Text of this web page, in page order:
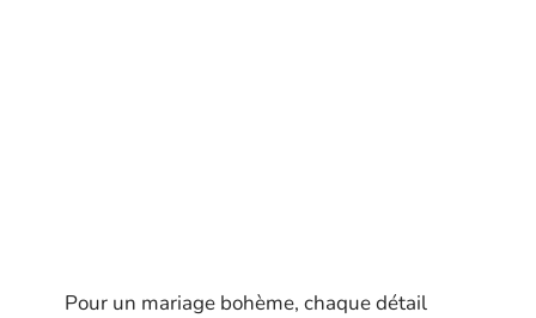
Pour un mariage bohème, chaque détail